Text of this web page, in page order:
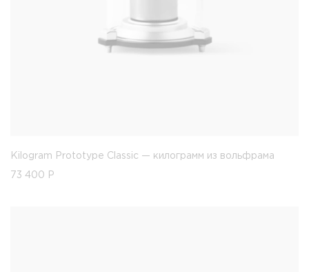
Kilogram Prototype Classic — килограмм из вольфрама
73 400 Р